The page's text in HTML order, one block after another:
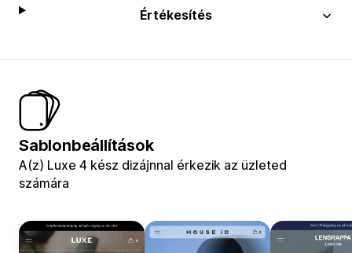
Értékesítés
Sablonbeállítások
A(z) Luxe 4 kész dizájnnal érkezik az üzleted
számára